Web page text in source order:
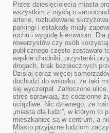
Przez dziesięciolecia miasta
wszystkim z myślą o
arterie, rozbudowane
parkingi i estakady miały
ruchu i wygodę kierowcom. Dla
rowerzystów czy osób
publicznego często zostawało
wąskie chodniki, przystanki
drogach, brak bezpiecznych
Dzisiaj coraz więcej
dochodzi do wniosku, że taki
się wyczerpał. Zatłoczone
stres sprawiają, że codzienne
uciążliwe. Nic dziwnego, że
„miasta dla ludzi”, w którym to
mieszkaniec są w centrum, a
Miasto przyjazne ludziom